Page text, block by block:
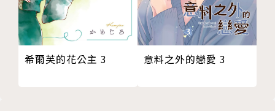
希爾芙的花公主 3 意料之外的戀愛 3